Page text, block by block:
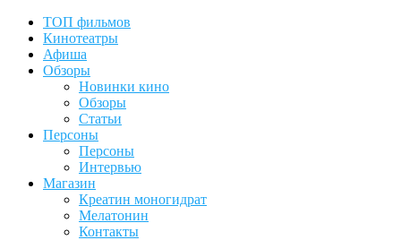
ТОП фильмов
Кинотеатры
Афиша
Обзоры
Новинки кино
Обзоры
Статьи
Персоны
Персоны
Интервью
Магазин
Креатин моногидрат
Мелатонин
Контакты